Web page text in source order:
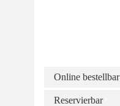
Online bestellbar
Reservierbar